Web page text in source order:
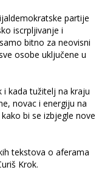
partije
iscrpljivanje i
bitno za neovisni
osobe uključene u
i kada tužitelj na kraju
novac i energiju na
bi se izbjegle nove
tekstova o aferama
Krok.